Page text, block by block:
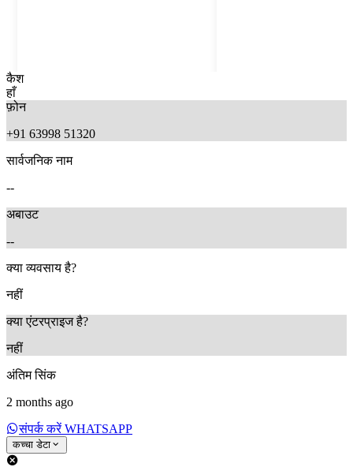
9 months ago
कैश
हाँ
फ़ोन
+91 63998 51320
सार्वजनिक नाम
--
अबाउट
--
क्या व्यवसाय है?
नहीं
क्या एंटरप्राइज है?
नहीं
अंतिम सिंक
2 months ago
संपर्क करें WHATSAPP
कच्चा डेटा